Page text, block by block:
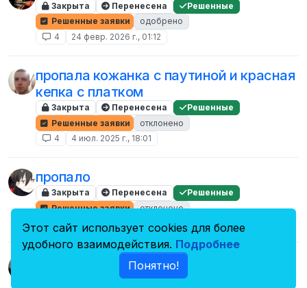
Закрыта Перенесена
Решенные
Решенные заявки
одобрено
4
24 февр. 2026 г., 01:12
пропала кожанка с паутиной и красная
кепка с платком
Закрыта Перенесена
Решенные
Решенные заявки
отклонено
4
4 июл. 2025 г., 18:01
пропало
Закрыта Перенесена
Решенные
Решенные заявки
отклонено
4
11 нояб. 2024 г., 12:58
Перенесена
Решенные
Этот сайт использует cookies для более
удобного взаимодействия. Подробнее
Понятно!